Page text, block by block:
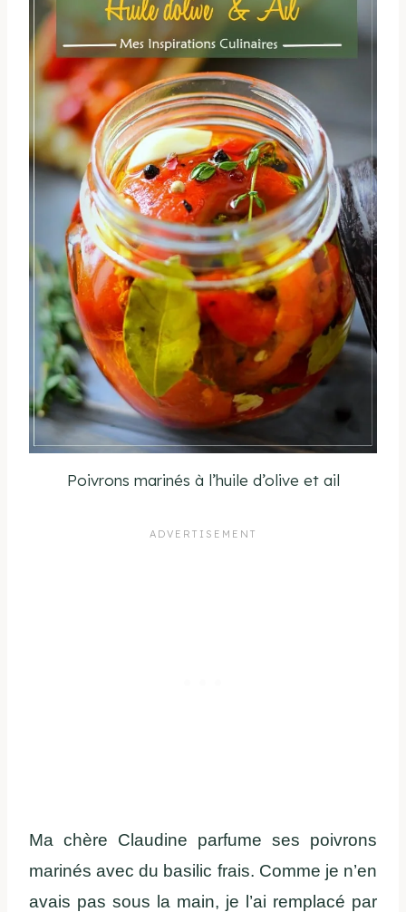
Poivrons marinés à l’huile d’olive et ail
Ma chère Claudine parfume ses poivrons
marinés avec du basilic frais. Comme je n’en
avais pas sous la main, je l’ai remplacé par